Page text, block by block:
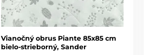
Vianočný obrus Piante 85x85 cm
bielo-strieborný, Sander